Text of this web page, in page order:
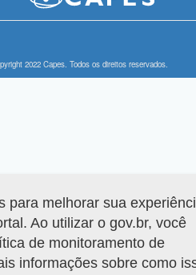
2022 Capes. Todos os direitos reservados.
para melhorar sua
Ao utilizar o gov.br, você
de monitoramento de
informações sobre como